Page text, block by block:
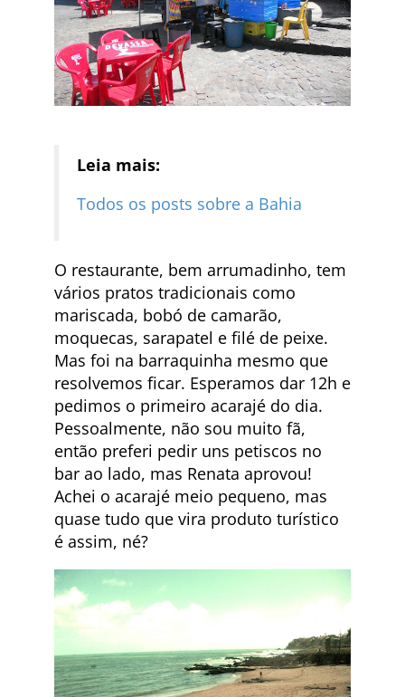
Leia mais:
Todos os posts sobre a Bahia
O restaurante, bem arrumadinho, tem
vários pratos tradicionais como
mariscada, bobó de camarão,
moquecas, sarapatel e filé de peixe.
Mas foi na barraquinha mesmo que
resolvemos ficar. Esperamos dar 12h e
pedimos o primeiro acarajé do dia.
Pessoalmente, não sou muito fã,
então preferi pedir uns petiscos no
bar ao lado, mas Renata aprovou!
Achei o acarajé meio pequeno, mas
quase tudo que vira produto turístico
é assim, né?